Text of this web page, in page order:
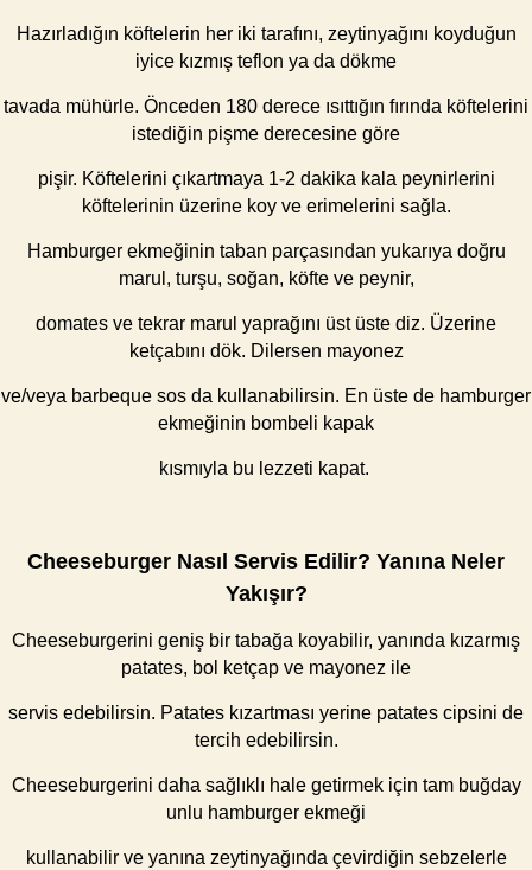
Hazırladığın köftelerin her iki tarafını, zeytinyağını koyduğun
iyice kızmış teflon ya da dökme
tavada mühürle. Önceden 180 derece ısıttığın fırında köftelerini
istediğin pişme derecesine göre
pişir. Köftelerini çıkartmaya 1-2 dakika kala peynirlerini
köftelerinin üzerine koy ve erimelerini sağla.
Hamburger ekmeğinin taban parçasından yukarıya doğru
marul, turşu, soğan, köfte ve peynir,
domates ve tekrar marul yaprağını üst üste diz. Üzerine
ketçabını dök. Dilersen mayonez
ve/veya barbeque sos da kullanabilirsin. En üste de hamburger
ekmeğinin bombeli kapak
kısmıyla bu lezzeti kapat.
Cheeseburger Nasıl Servis Edilir? Yanına Neler
Yakışır?
Cheeseburgerini geniş bir tabağa koyabilir, yanında kızarmış
patates, bol ketçap ve mayonez ile
servis edebilirsin. Patates kızartması yerine patates cipsini de
tercih edebilirsin.
Cheeseburgerini daha sağlıklı hale getirmek için tam buğday
unlu hamburger ekmeği
kullanabilir ve yanına zeytinyağında çevirdiğin sebzelerle